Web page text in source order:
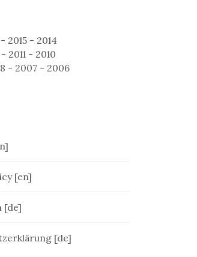
- 2015 - 2014
- 2011 - 2010
- 2007 - 2006
[en]
[de]
[de]